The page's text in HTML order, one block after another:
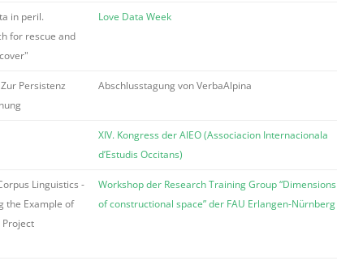
in peril.
for rescue and
Love Data Week
Persistenz
Abschlusstagung von VerbaAlpina
XIV. Kongress der AIEO (Associacion Internacionala
d’Estudis Occitans)
Linguistics -
the Example of
Project
Workshop der Research Training Group “Dimensions
of constructional space” der FAU Erlangen-Nürnberg